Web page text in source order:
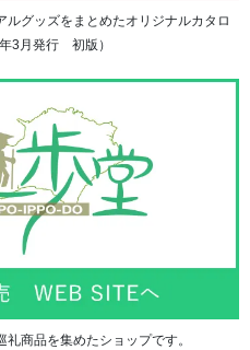
グッズをまとめたオリジナルカタロ
3月発行 初版）
商品を集めたショップです。